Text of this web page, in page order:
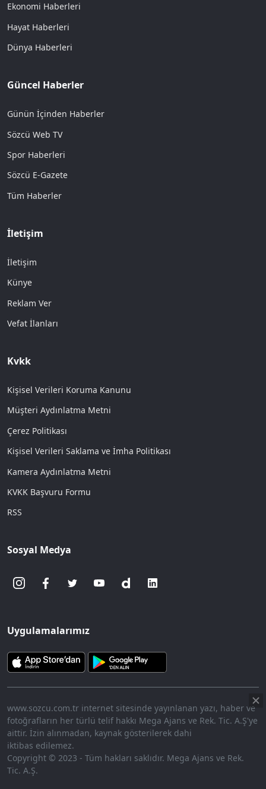
Ekonomi Haberleri
Hayat Haberleri
Dünya Haberleri
Güncel Haberler
Günün İçinden Haberler
Sözcü Web TV
Spor Haberleri
Sözcü E-Gazete
Tüm Haberler
İletişim
İletişim
Künye
Reklam Ver
Vefat İlanları
Kvkk
Kişisel Verileri Koruma Kanunu
Müşteri Aydınlatma Metni
Çerez Politikası
Kişisel Verileri Saklama ve İmha Politikası
Kamera Aydınlatma Metni
KVKK Başvuru Formu
RSS
Sosyal Medya
Uygulamalarımız
www.sozcu.com.tr internet sitesinde yayınlanan yazı, haber ve
fotoğrafların her türlü telif hakkı Mega Ajans ve Rek. Tic. A.Ş'ye
aittir. İzin alınmadan, kaynak gösterilerek dahi
iktibas edilemez.
Copyright © 2023 - Tüm hakları saklıdır. Mega Ajans ve Rek.
Tic. A.Ş.